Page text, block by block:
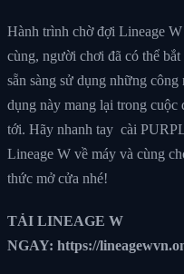
Hành trình chờ đợi Lineage
cùng, người chơi đã có thể
sẵn sàng sử dụng những
dụng này mang lại trong cuộc
tới. Hãy nhanh tay cài
Lineage W về máy và cùng
thức mở cửa nhé!
TẢI LINEAGE W
NGAY: https://